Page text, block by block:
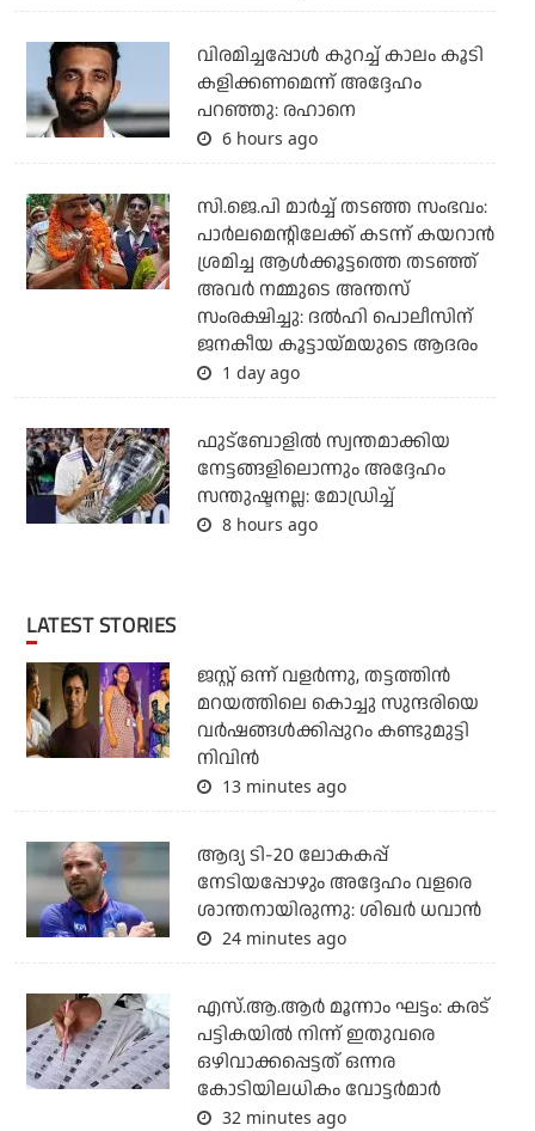
വിരമിച്ചപ്പോള്‍ കുറച്ച് കാലം കൂടി
കളിക്കണമെന്ന് അദ്ദേഹം
പറഞ്ഞു: രഹാനെ
6 hours ago
സി.ജെ.പി മാര്‍ച്ച് തടഞ്ഞ സംഭവം:
പാര്‍ലമെന്റിലേക്ക് കടന്ന് കയറാന്‍
ശ്രമിച്ച ആള്‍ക്കൂട്ടത്തെ തടഞ്ഞ്
അവര്‍ നമ്മുടെ അന്തസ്
സംരക്ഷിച്ചു: ദല്‍ഹി പൊലീസിന്
ജനകീയ കൂട്ടായ്മയുടെ ആദരം
1 day ago
ഫുട്ബോളില്‍ സ്വന്തമാക്കിയ
നേട്ടങ്ങളിലൊന്നും അദ്ദേഹം
സന്തുഷ്ടനല്ല: മോഡ്രിച്ച്
8 hours ago
LATEST STORIES
ജസ്റ്റ് ഒന്ന് വളര്‍ന്നു, തട്ടത്തിന്‍
മറയത്തിലെ കൊച്ചു സുന്ദരിയെ
വര്‍ഷങ്ങള്‍ക്കിപ്പുറം കണ്ടുമുട്ടി
നിവിന്‍
13 minutes ago
ആദ്യ ടി-20 ലോകകപ്പ്
നേടിയപ്പോഴും അദ്ദേഹം വളരെ
ശാന്തനായിരുന്നു: ശിഖര്‍ ധവാന്‍
24 minutes ago
എസ്.ആ.ആര്‍ മൂന്നാം ഘട്ടം: കരട്
പട്ടികയില്‍ നിന്ന് ഇതുവരെ
ഒഴിവാക്കപ്പെട്ടത് ഒന്നര
കോടിയിലധികം വോട്ടര്‍മാര്‍
32 minutes ago